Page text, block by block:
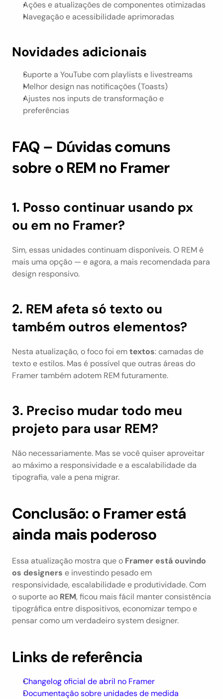
Ações e atualizações de componentes otimizadas
Navegação e acessibilidade aprimoradas
Novidades adicionais
Suporte a YouTube com playlists e livestreams
Melhor design nas notificações (Toasts)
Ajustes nos inputs de transformação e
preferências
FAQ – Dúvidas comuns
sobre o REM no Framer
1. Posso continuar usando px
ou em no Framer?
Sim, essas unidades continuam disponíveis. O REM é
mais uma opção — e agora, a mais recomendada para
design responsivo.
2. REM afeta só texto ou
também outros elementos?
Nesta atualização, o foco foi em textos: camadas de
texto e estilos. Mas é possível que outras áreas do
Framer também adotem REM futuramente.
3. Preciso mudar todo meu
projeto para usar REM?
Não necessariamente. Mas se você quiser aproveitar
ao máximo a responsividade e a escalabilidade da
tipografia, vale a pena migrar.
Conclusão: o Framer está
ainda mais poderoso
Essa atualização mostra que o Framer está ouvindo
os designers e investindo pesado em
responsividade, escalabilidade e produtividade. Com
o suporte ao REM, ficou mais fácil manter consistência
tipográfica entre dispositivos, economizar tempo e
pensar como um verdadeiro system designer.
Links de referência
Changelog oficial de abril no Framer
Documentação sobre unidades de medida